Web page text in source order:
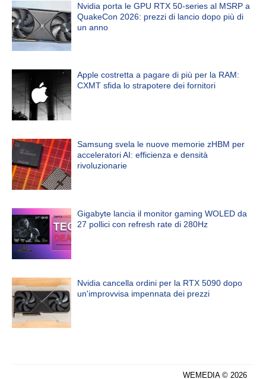
Nvidia porta le GPU RTX 50-series al MSRP a
QuakeCon 2026: prezzi di lancio dopo più di
un anno
Apple costretta a pagare di più per la RAM:
CXMT sfida lo strapotere dei fornitori
Samsung svela le nuove memorie zHBM per
acceleratori AI: efficienza e densità
rivoluzionarie
Gigabyte lancia il monitor gaming WOLED da
27 pollici con refresh rate di 280Hz
Nvidia cancella ordini per la RTX 5090 dopo
un'improvvisa impennata dei prezzi
WEMEDIA © 2026